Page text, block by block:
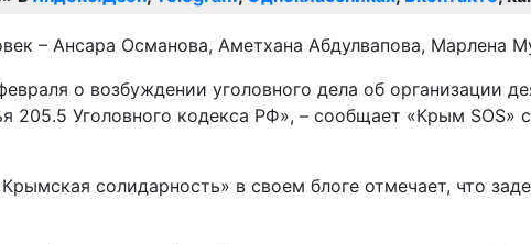
– Ансара Османова, Аметхана Абдулвапова, Марлена
о возбуждении уголовного дела об организации
205.5 Уголовного кодекса РФ», – сообщает «Крым SOS»
солидарность» в своем блоге отмечает, что